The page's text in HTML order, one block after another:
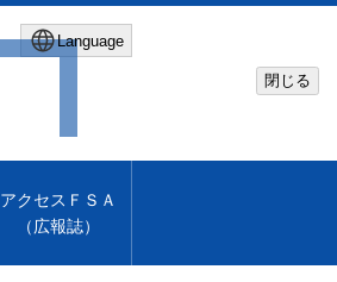
Language
閉じる
アクセスＦＳＡ
（広報誌）